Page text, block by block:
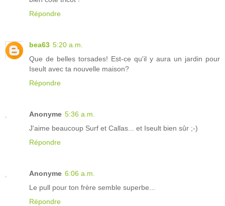
Répondre
bea63 5:20 a.m.
Que de belles torsades! Est-ce qu'il y aura un jardin pour
Iseult avec ta nouvelle maison?
Répondre
Anonyme 5:36 a.m.
J'aime beaucoup Surf et Callas... et Iseult bien sûr ;-)
Répondre
Anonyme 6:06 a.m.
Le pull pour ton frère semble superbe...
Répondre